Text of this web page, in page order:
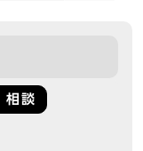
相談